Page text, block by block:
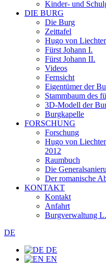
Kinder- und
DIE BURG
Die Burg
Zeittafel
Hugo von
Fürst Johann I.
Fürst Johann II.
Videos
Fernsicht
Eigentümer der
Stammbaum des
3D-Modell der
Burgkapelle
FORSCHUNG
Forschung
Hugo von
2012
Raumbuch
Die
Der romanische
KONTAKT
Kontakt
Anfahrt
Burgverwaltung
DE
DE
EN